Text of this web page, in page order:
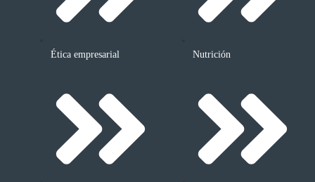
Ética empresarial Nutrición